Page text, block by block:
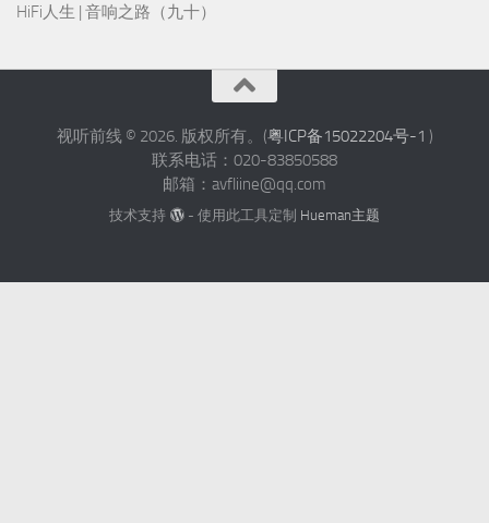
HiFi人生 | 音响之路（九十）
视听前线 © 2026. 版权所有。(粤ICP备15022204号-1 )
联系电话：020-83850588
邮箱：avfliine@qq.com
技术支持 - 使用此工具定制 Hueman主题